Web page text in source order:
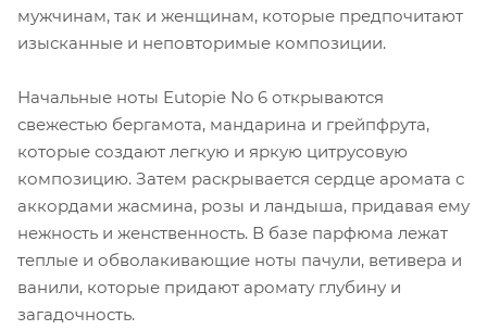
мужчинам, так и женщинам, которые предпочитают
изысканные и неповторимые композиции.
Начальные ноты Eutopie No 6 открываются
свежестью бергамота, мандарина и грейпфрута,
которые создают легкую и яркую цитрусовую
композицию. Затем раскрывается сердце аромата с
аккордами жасмина, розы и ландыша, придавая ему
нежность и женственность. В базе парфюма лежат
теплые и обволакивающие ноты пачули, ветивера и
ванили, которые придают аромату глубину и
загадочность.